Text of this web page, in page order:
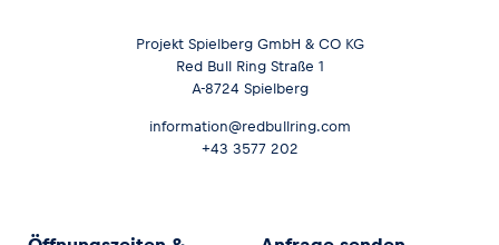
Projekt Spielberg GmbH & CO KG
Red Bull Ring Straße 1
A-8724 Spielberg
information@redbullring.com
+43 3577 202